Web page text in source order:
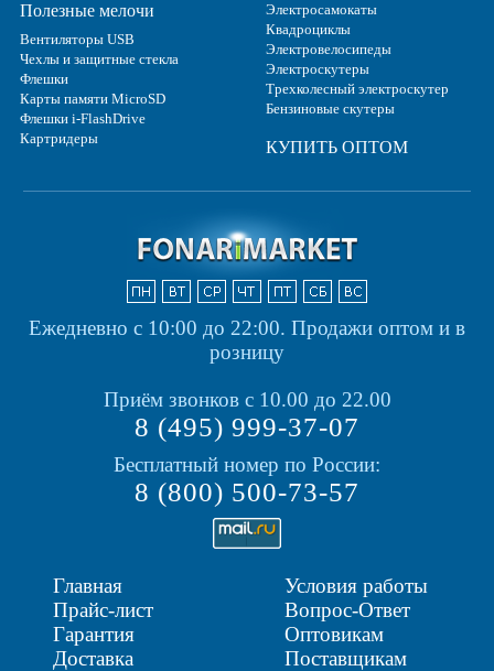
Полезные мелочи
Вентиляторы USB
Чехлы и защитные стекла
Флешки
Карты памяти MicroSD
Флешки i-FlashDrive
Картридеры
Электросамокаты
Квадроциклы
Электровелосипеды
Электроскутеры
Трехколесный электроскутер
Бензиновые скутеры
КУПИТЬ ОПТОМ
Ежедневно с 10:00 до 22:00. Продажи оптом и в
розницу
Приём звонков с 10.00 до 22.00
8 (495) 999-37-07
Бесплатный номер по России:
8 (800) 500-73-57
Главная
Прайс-лист
Гарантия
Доставка
Условия работы
Вопрос-Ответ
Оптовикам
Поставщикам